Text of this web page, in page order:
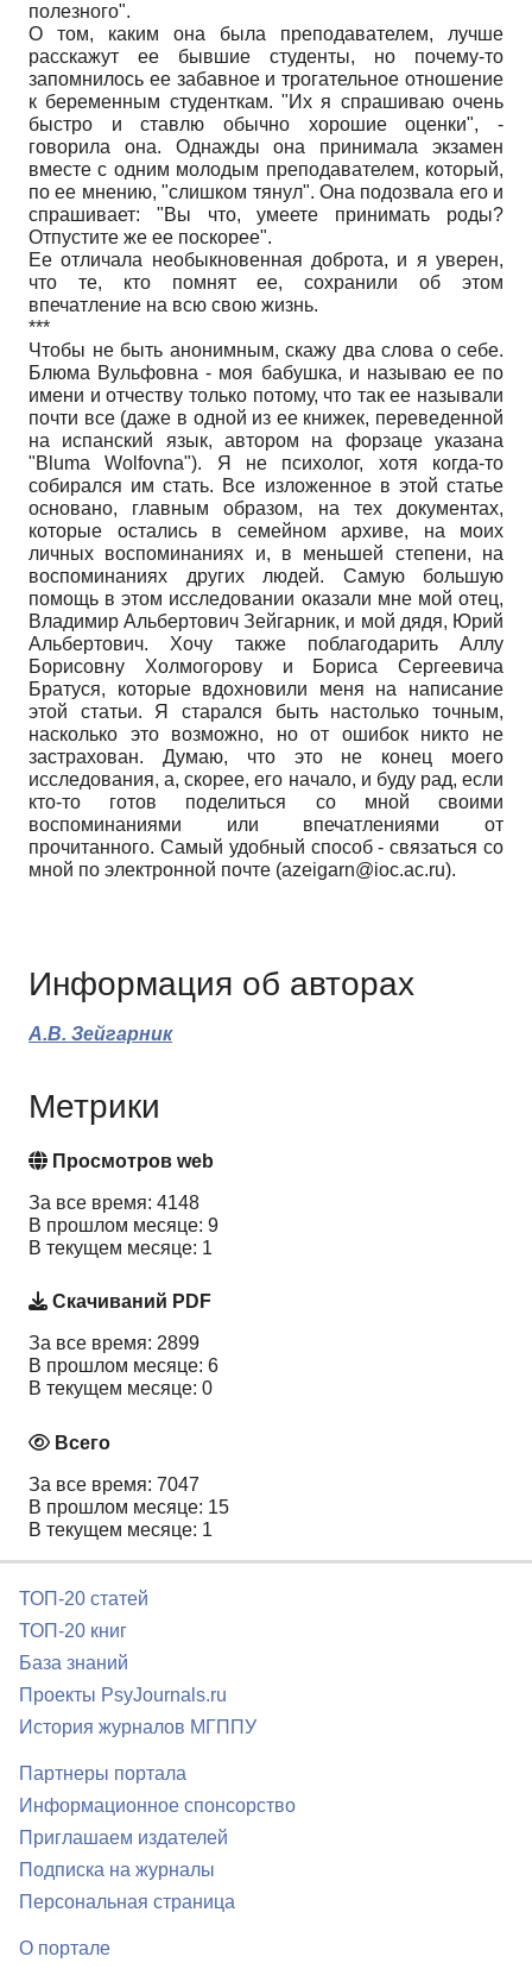
полезного".
О том, каким она была преподавателем, лучше
расскажут ее бывшие студенты, но почему-то
запомнилось ее забавное и трогательное отношение
к беременным студенткам. "Их я спрашиваю очень
быстро и ставлю обычно хорошие оценки", -
говорила она. Однажды она принимала экзамен
вместе с одним молодым преподавателем, который,
по ее мнению, "слишком тянул". Она подозвала его и
спрашивает: "Вы что, умеете принимать роды?
Отпустите же ее поскорее".
Ее отличала необыкновенная доброта, и я уверен,
что те, кто помнят ее, сохранили об этом
впечатление на всю свою жизнь.
***
Чтобы не быть анонимным, скажу два слова о себе.
Блюма Вульфовна - моя бабушка, и называю ее по
имени и отчеству только потому, что так ее называли
почти все (даже в одной из ее книжек, переведенной
на испанский язык, автором на форзаце указана
"Bluma Wolfovna"). Я не психолог, хотя когда-то
собирался им стать. Все изложенное в этой статье
основано, главным образом, на тех документах,
которые остались в семейном архиве, на моих
личных воспоминаниях и, в меньшей степени, на
воспоминаниях других людей. Самую большую
помощь в этом исследовании оказали мне мой отец,
Владимир Альбертович Зейгарник, и мой дядя, Юрий
Альбертович. Хочу также поблагодарить Аллу
Борисовну Холмогорову и Бориса Сергеевича
Братуся, которые вдохновили меня на написание
этой статьи. Я старался быть настолько точным,
насколько это возможно, но от ошибок никто не
застрахован. Думаю, что это не конец моего
исследования, а, скорее, его начало, и буду рад, если
кто-то готов поделиться со мной своими
воспоминаниями или впечатлениями от
прочитанного. Самый удобный способ - связаться со
мной по электронной почте (azeigarn@ioc.ac.ru).
Информация об авторах
А.В. Зейгарник
Метрики
Просмотров web
За все время: 4148
В прошлом месяце: 9
В текущем месяце: 1
Скачиваний PDF
За все время: 2899
В прошлом месяце: 6
В текущем месяце: 0
Всего
За все время: 7047
В прошлом месяце: 15
В текущем месяце: 1
ТОП-20 статей
ТОП-20 книг
База знаний
Проекты PsyJournals.ru
История журналов МГППУ
Партнеры портала
Информационное спонсорство
Приглашаем издателей
Подписка на журналы
Персональная страница
О портале